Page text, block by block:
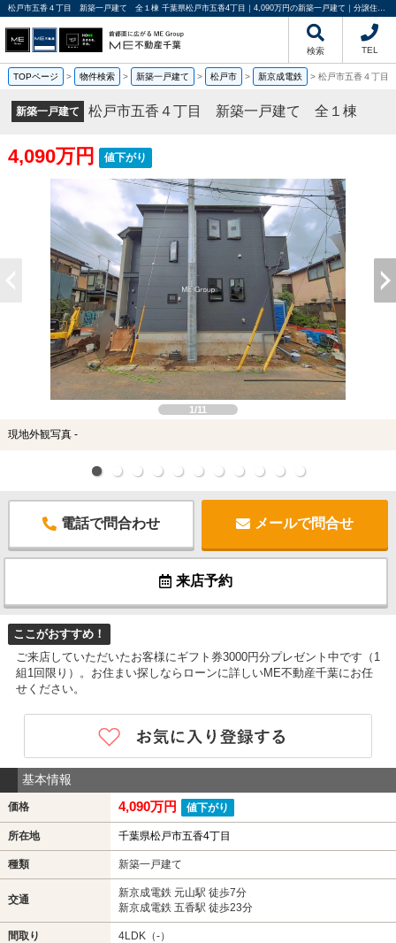
松戸市五香４丁目 新築一戸建て 全１棟 千葉県松戸市五香4丁目｜4,090万円の新築一戸建て｜分譲住宅や新築物件｜ME不動産千葉
検索 TEL
TOPページ > 物件検索 > 新築一戸建て > 松戸市 > 新京成電鉄 > 松戸市五香４丁
新築一戸建て 松戸市五香４丁目 新築一戸建て 全１棟
4,090万円 値下がり
1/11
現地外観写真 -
電話で問合わせ メールで問合せ
来店予約
ここがおすすめ！
ご来店していただいたお客様にギフト券3000円分プレゼント中です（1
組1回限り）。お住まい探しならローンに詳しいME不動産千葉にお任
せください。
基本情報
価格 4,090万円 値下がり
所在地 千葉県松戸市五香4丁目
種類 新築一戸建て
交通
新京成電鉄 元山駅 徒歩7分
新京成電鉄 五香駅 徒歩23分
間取り 4LDK（-）